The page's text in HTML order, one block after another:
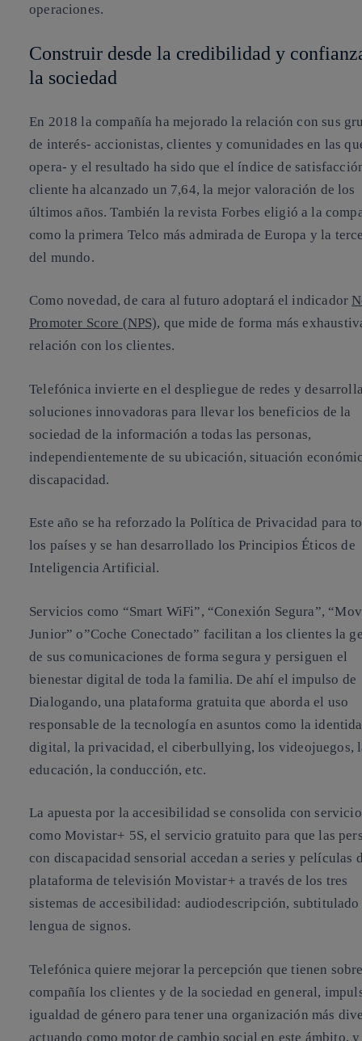
operaciones.
Construir desde la credibilidad y
la sociedad
En 2018 la compañía ha mejorado la relación con sus
de interés- accionistas, clientes y comunidades en las
opera- y el resultado ha sido que el índice de
cliente ha alcanzado un 7,64, la mejor valoración de los
últimos años. También la revista Forbes eligió a la
como la primera Telco más admirada de Europa y la
del mundo.
Como novedad, de cara al futuro adoptará el indicador
Promoter Score (NPS), que mide de forma más
relación con los clientes.
Telefónica invierte en el despliegue de redes y
soluciones innovadoras para llevar los beneficios de la
sociedad de la información a todas las personas,
independientemente de su ubicación, situación
discapacidad.
Este año se ha reforzado la Política de Privacidad para
los países y se han desarrollado los Principios Éticos de
Inteligencia Artificial.
Servicios como “Smart WiFi”, “Conexión Segura”,
Junior” o”Coche Conectado” facilitan a los clientes la
de sus comunicaciones de forma segura y persiguen el
bienestar digital de toda la familia. De ahí el impulso de
Dialogando, una plataforma gratuita que aborda el uso
responsable de la tecnología en asuntos como la
digital, la privacidad, el ciberbullying, los videojuegos,
educación, la conducción, etc.
La apuesta por la accesibilidad se consolida con
como Movistar+ 5S, el servicio gratuito para que las
con discapacidad sensorial accedan a series y películas
plataforma de televisión Movistar+ a través de los tres
sistemas de accesibilidad: audiodescripción,
lengua de signos.
Telefónica quiere mejorar la percepción que tienen
compañía los clientes y de la sociedad en general,
igualdad de género para tener una organización más
actuando como motor de cambio social en este ámbito, y